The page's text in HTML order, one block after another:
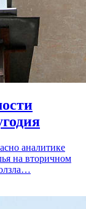
аналитике
на вторичном